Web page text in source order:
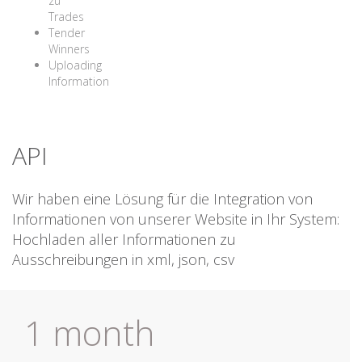
Trades
Tender
Winners
Uploading
Information
API
Wir haben eine Lösung für die Integration von
Informationen von unserer Website in Ihr System:
Hochladen aller Informationen zu
Ausschreibungen in xml, json, csv
1 month